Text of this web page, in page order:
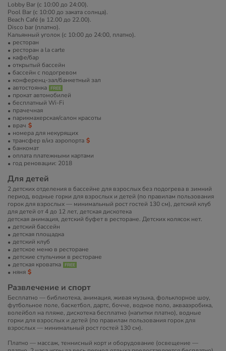
Lobby Bar (с 10:00 до 24:00).
Pool Bar (с 10:00 до заката солнца).
Beach Café (в 12.00 до 22.00).
Disco bar (платно).
Кальянный уголок (с 10:00 до 24:00, платно).
ресторан
ресторан a la carte
кафе/бар
открытый бассейн
бассейн с подогревом
конференц-зал/банкетный зал
автостоянка
прокат автомобилей
бесплатный Wi-Fi
прачечная
парикмахерская/салон красоты
врач
номера для некурящих
трансфер в/из аэропорта
банкомат
оплата платежными картами
год реновации: 2018
Для детей
2 детских отделения в бассейне для взрослых без подогрева в зимний
период, водные горки для взрослых и детей (по правилам пользования
горок для взрослых — минимальный рост гостей 130 см), детский клуб
для детей от 4 до 12 лет, детская дискотека
детская анимация, детский буфет в ресторане. Детских колясок нет.
детский бассейн
детская площадка
детский клуб
детское меню в ресторане
детские стульчики в ресторане
детская кроватка
няня
Развлечение и спорт
Бесплатно — библиотека, анимация, живая музыка, фольклорное шоу,
футбольное поле, баскетбол, дартс, бочче, водное поло, аквааэробика,
волейбол на пляже, дискотека бесплатно (напитки платно), водные
горки для взрослых и детей (по правилам пользования горок для
взрослых — минимальный рост гостей 130 см).
Платно — массаж, теннисный корт и оборудование (освещение —